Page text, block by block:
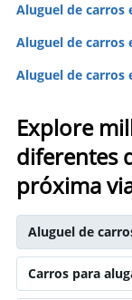
Aluguel de
Aluguel de carros
Aluguel de carros
Explore
diferentes
próxima
Aluguel de
Carros para